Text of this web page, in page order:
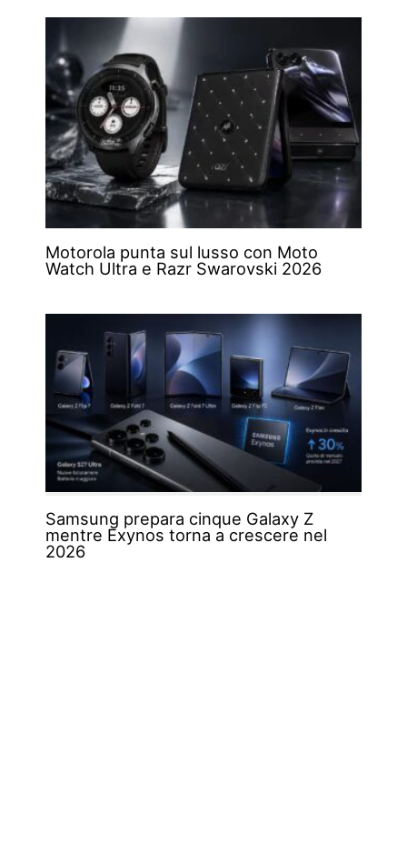
Motorola punta sul lusso con Moto
Watch Ultra e Razr Swarovski 2026
Samsung prepara cinque Galaxy Z
mentre Exynos torna a crescere nel
2026